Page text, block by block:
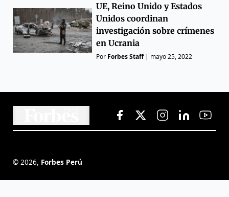
UE, Reino Unido y Estados
Unidos coordinan
investigación sobre crímenes
en Ucrania
Por Forbes Staff| mayo 25, 2022
© 2026, Forbes Perú